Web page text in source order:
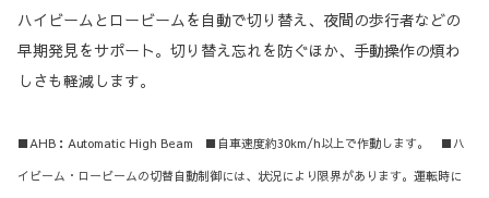
ハイビームとロービームを自動で切り替え、夜間の歩行者などの
早期発見をサポート。切り替え忘れを防ぐほか、手動操作の煩わ
しさも軽減します。
■AHB：Automatic High Beam ■自車速度約30km/h以上で作動します。 ■ハ
イビーム・ロービームの切替自動制御には、状況により限界があります。運転時に